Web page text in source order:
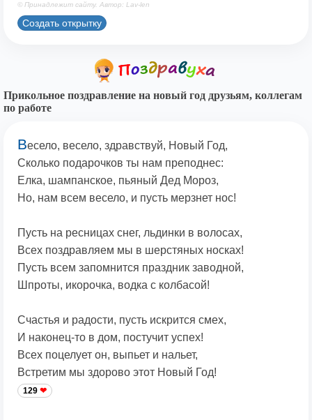
© Принадлежит сайту. Автор: Lav-len
Создать открытку
Прикольное поздравление на новый год друзьям, коллегам
по работе
Весело, весело, здравствуй, Новый Год,
Сколько подарочков ты нам преподнес:
Елка, шампанское, пьяный Дед Мороз,
Но, нам всем весело, и пусть мерзнет нос!
Пусть на ресницах снег, льдинки в волосах,
Всех поздравляем мы в шерстяных носках!
Пусть всем запомнится праздник заводной,
Шпроты, икорочка, водка с колбасой!
Счастья и радости, пусть искрится смех,
И наконец-то в дом, постучит успех!
Всех поцелует он, выпьет и нальет,
Встретим мы здорово этот Новый Год!
129